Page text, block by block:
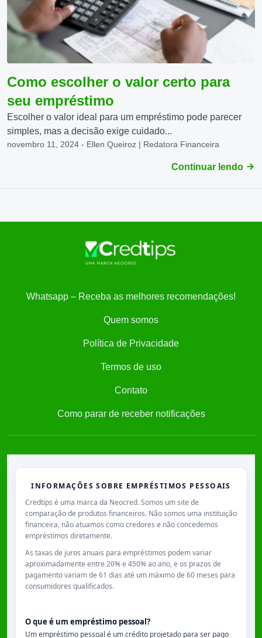
Como escolher o valor certo para
seu empréstimo
Escolher o valor ideal para um empréstimo pode parecer
simples, mas a decisão exige cuidado...
novembro 11, 2024 - Ellen Queiroz | Redatora Financeira
Continuar lendo
Whatsapp – Receba as melhores recomendações!
Quem somos
Política de Privacidade
Termos de uso
Contato
Como parar de receber notificações
INFORMAÇÕES SOBRE EMPRÉSTIMOS PESSOAIS
Credtips é uma marca da Neocred. Somos um site de
comparação de produtos financeiros. Não somos uma instituição
financeira, não atuamos como credores e não concedemos
empréstimos diretamente.
As taxas de juros anuais para empréstimos podem variar
aproximadamente entre 20% e 450% ao ano, e os prazos de
pagamento variam de 61 dias até um máximo de 60 meses para
consumidores qualificados.
O que é um empréstimo pessoal?
Um empréstimo pessoal é um crédito projetado para ser pago